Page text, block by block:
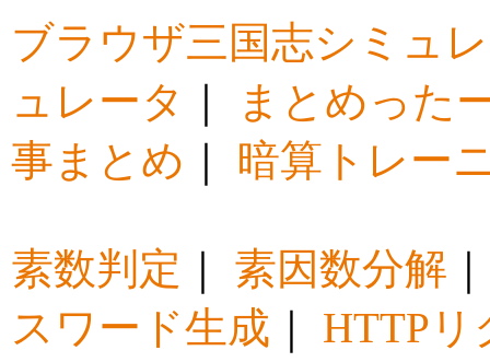
ブラウザ三国志シミュ
ュレータ
まとめった
事まとめ
暗算トレー
素数判定 素因数分解
スワード生成
HTTP